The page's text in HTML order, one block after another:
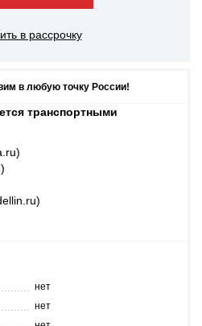
в рассрочку
в любую точку России!
транспортными
нет
нет